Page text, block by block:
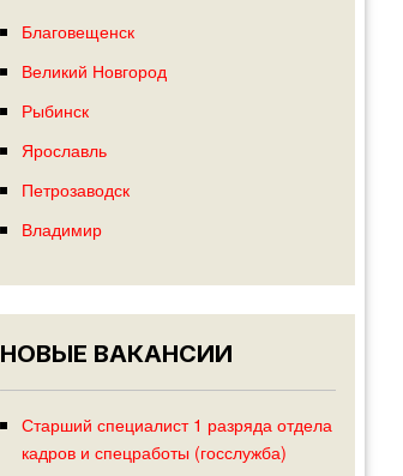
Благовещенск
Великий Новгород
Рыбинск
Ярославль
Петрозаводск
Владимир
НОВЫЕ ВАКАНСИИ
Старший специалист 1 разряда отдела
кадров и спецработы (госслужба)